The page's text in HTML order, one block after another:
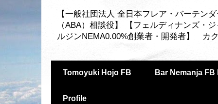
【一般社団法人 全日本フレア・バーテン
（ABA）相談役】 【フェルディナンズ・
ルジンNEMA0.00%創業者・開発者】 カ
Tomoyuki Hojo FB Bar Nemanja FB
Profile